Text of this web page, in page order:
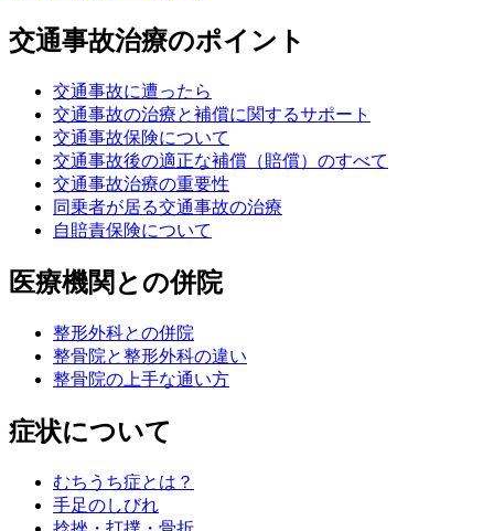
交通事故治療のポイント
交通事故に遭ったら
交通事故の治療と補償に関するサポート
交通事故保険について
交通事故後の適正な補償（賠償）のすべて
交通事故治療の重要性
同乗者が居る交通事故の治療
自賠責保険について
医療機関との併院
整形外科との併院
整骨院と整形外科の違い
整骨院の上手な通い方
症状について
むちうち症とは？
手足のしびれ